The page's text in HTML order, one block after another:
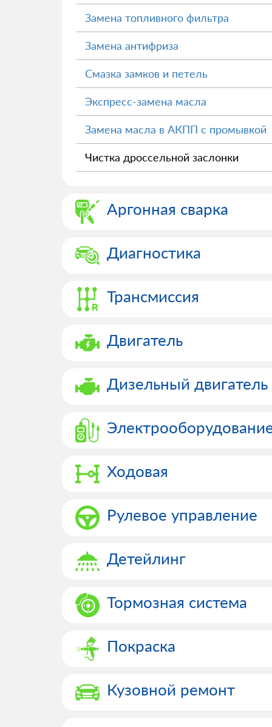
Замена топливного фильтра
Замена антифриза
Смазка замков и петель
Экспресс-замена масла
Замена масла в АКПП с промывкой
Чистка дроссельной заслонки
Аргонная сварка
Диагностика
Трансмиссия
Двигатель
Дизельный двигатель
Ходовая
Рулевое управление
Детейлинг
Тормозная система
Покраска
Кузовной ремонт